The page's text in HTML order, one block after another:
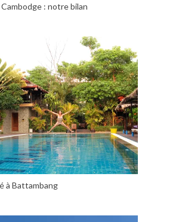
: notre bilan
à Battambang